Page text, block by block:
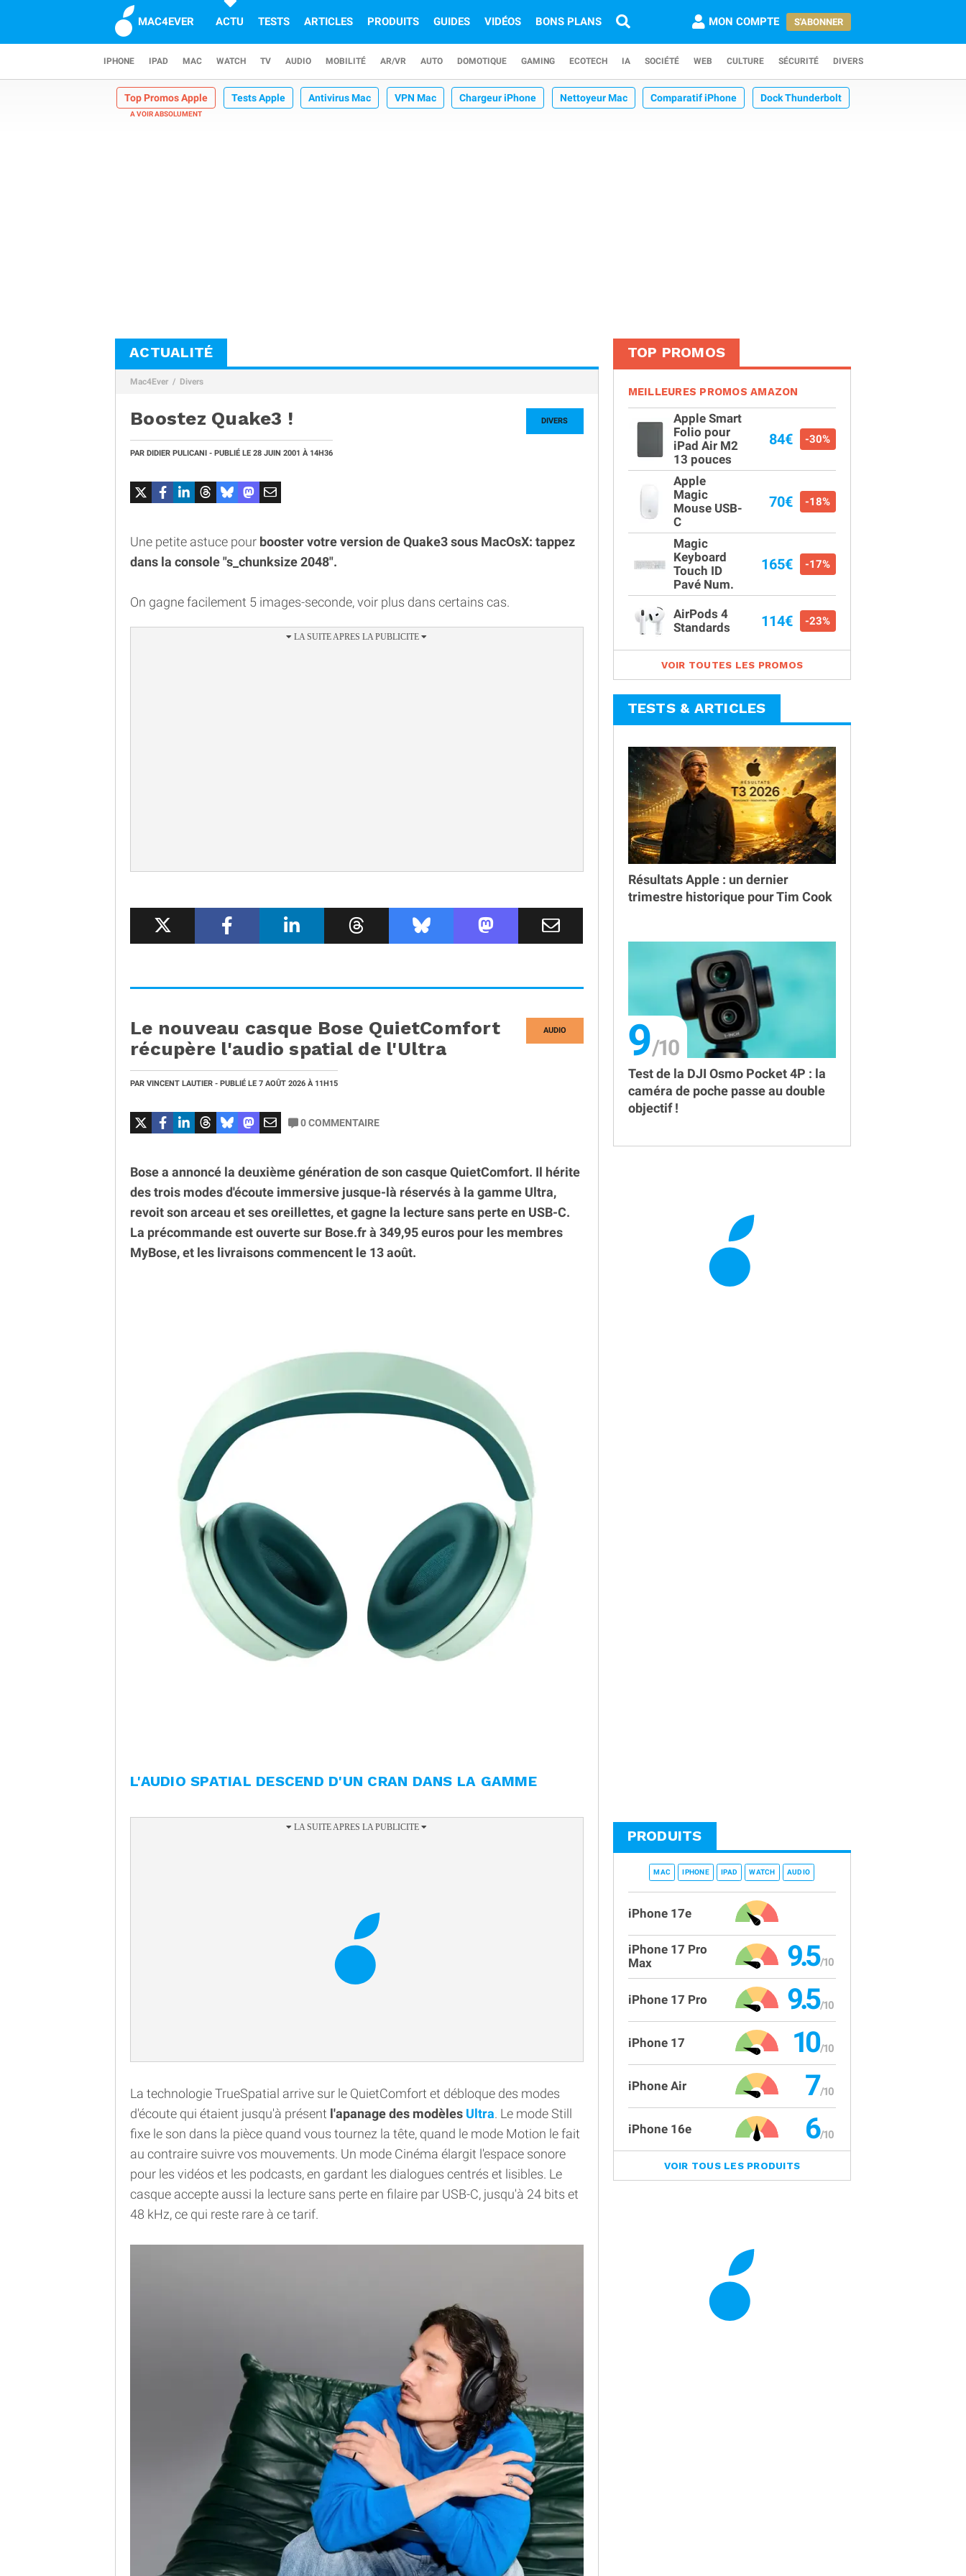
MAC4EVER ACTU TESTS ARTICLES PRODUITS GUIDES VIDÉOS BONS PLANS MON COMPTE S'ABONNER
IPHONE IPAD MAC WATCH TV AUDIO MOBILITÉ AR/VR AUTO DOMOTIQUE GAMING ECOTECH IA SOCIÉTÉ WEB CULTURE SÉCURITÉ DIVERS
Top Promos Apple Tests Apple Antivirus Mac VPN Mac Chargeur iPhone Nettoyeur Mac Comparatif iPhone Dock Thunderbolt
ACTUALITÉ
Mac4Ever Divers
DIVERS
Boostez Quake3 !
PAR DIDIER PULICANI - PUBLIÉ LE 28 JUIN 2001 À 14H36
Une petite astuce pour booster votre version de Quake3 sous MacOsX: tappez
dans la console "s_chunksize 2048".
On gagne facilement 5 images-seconde, voir plus dans certains cas.
AUDIO
Le nouveau casque Bose QuietComfort
récupère l'audio spatial de l'Ultra
PAR VINCENT LAUTIER - PUBLIÉ LE 7 AOÛT 2026 À 11H15
0COMMENTAIRE
Bose a annoncé la deuxième génération de son casque QuietComfort. Il hérite
des trois modes d'écoute immersive jusque-là réservés à la gamme Ultra,
revoit son arceau et ses oreillettes, et gagne la lecture sans perte en USB-C.
La précommande est ouverte sur Bose.fr à 349,95 euros pour les membres
MyBose, et les livraisons commencent le 13 août.
L'AUDIO SPATIAL DESCEND D'UN CRAN DANS LA GAMME
La technologie TrueSpatial arrive sur le QuietComfort et débloque des modes
d'écoute qui étaient jusqu'à présent l'apanage des modèles Ultra. Le mode Still
fixe le son dans la pièce quand vous tournez la tête, quand le mode Motion le fait
au contraire suivre vos mouvements. Un mode Cinéma élargit l'espace sonore
pour les vidéos et les podcasts, en gardant les dialogues centrés et lisibles. Le
casque accepte aussi la lecture sans perte en filaire par USB-C, jusqu'à 24 bits et
48 kHz, ce qui reste rare à ce tarif.
TOP PROMOS
MEILLEURES PROMOS AMAZON
Apple Smart
Folio pour
iPad Air M2
13 pouces
84€ -30%
Apple
Magic
Mouse USB-
C
70€ -18%
Magic
Keyboard
Touch ID
Pavé Num.
165€ -17%
AirPods 4
Standards
114€ -23%
VOIR TOUTES LES PROMOS
TESTS & ARTICLES
Résultats Apple : un dernier
trimestre historique pour Tim Cook
9
Test de la DJI Osmo Pocket 4P : la
caméra de poche passe au double
objectif !
PRODUITS
MAC IPHONE IPAD WATCH AUDIO
iPhone 17e
iPhone 17 Pro
Max
9.5
iPhone 17 Pro 9.5
iPhone 17 10
iPhone Air 7
iPhone 16e 6
VOIR TOUS LES PRODUITS